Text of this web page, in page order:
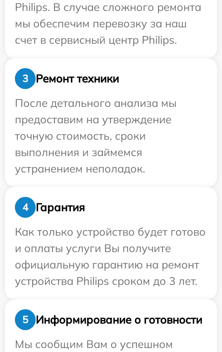
Philips. В случае сложного ремонта
мы обеспечим перевозку за наш
счет в сервисный центр Philips.
3
Ремонт техники
После детального анализа мы
предоставим на утверждение
точную стоимость, сроки
выполнения и займемся
устранением неполадок.
4
Гарантия
Как только устройство будет готово
и оплаты услуги Вы получите
официальную гарантию на ремонт
устройства Philips сроком до 3 лет.
5
Информирование о готовности
Мы сообщим Вам о успешном